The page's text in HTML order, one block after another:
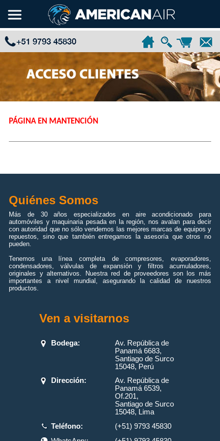
PÁGINA EN MANTENCIÓN
Quiénes Somos
Más de 30 años especializados en aire acondicionado para
automóviles y maquinaria pesada en la región, nos avalan para decir
con autoridad que no sólo vendemos las mejores marcas de equipos y
repuestos, sino que también entregamos la asesoría que otros no
pueden.
Tenemos una línea completa de compresores, evaporadores,
condensadores, válvulas de expansión y filtros acumuladores,
originales y alternativos. Nuestra red de proveedores son los más
importantes a nivel mundial, asegurando la calidad de nuestros
productos.
Ven a visitarnos
Bodega:
Av. República de
Panamá 6683,
Santiago de Surco
15048, Perú
Dirección:
Av. República de
Panamá 6539,
Of.201,
Santiago de Surco
15048, Lima
Teléfono:
(+51) 9793 45830